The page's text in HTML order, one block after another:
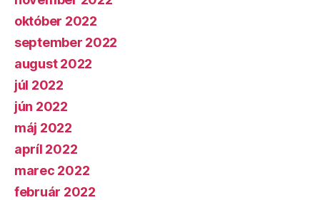
október 2022
september 2022
august 2022
júl 2022
jún 2022
máj 2022
apríl 2022
marec 2022
február 2022